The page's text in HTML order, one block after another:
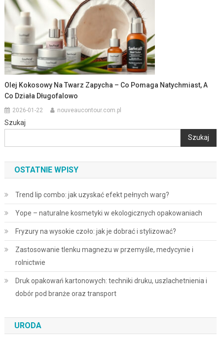
Olej Kokosowy Na Twarz Zapycha – Co Pomaga Natychmiast, A
Co Działa Długofalowo
2026-01-22 nouveaucontour.com.pl
Szukaj
Szukaj
OSTATNIE WPISY
Trend lip combo: jak uzyskać efekt pełnych warg?
Yope – naturalne kosmetyki w ekologicznych opakowaniach
Fryzury na wysokie czoło: jak je dobrać i stylizować?
Zastosowanie tlenku magnezu w przemyśle, medycynie i
rolnictwie
Druk opakowań kartonowych: techniki druku, uszlachetnienia i
dobór pod branże oraz transport
URODA